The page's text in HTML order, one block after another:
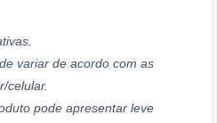
variar de acordo com as
celular.
pode apresentar leve